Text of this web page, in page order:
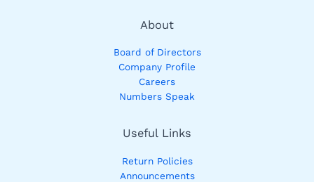
About
Board of Directors
Company Profile
Careers
Numbers Speak
Useful Links
Return Policies
Announcements